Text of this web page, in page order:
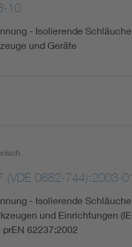
10
- Isolierende
und Geräte
(VDE 0682-744):2003-
- Isolierende
und Einrichtungen
62237:2002